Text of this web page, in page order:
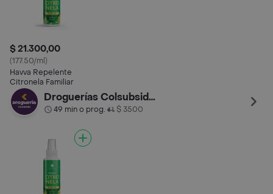
$ 21.300,00
(177.50/ml)
Havva Repelente
Citronela Familiar
Droguerías Colsubsidio
49 min o prog.• $ 3500